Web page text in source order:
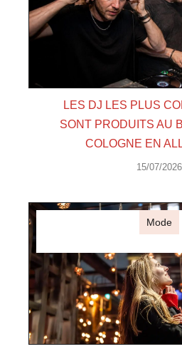
LES DJ LES PLUS
SONT PRODUITS AU
COLOGNE EN
15/07/2026
Mode